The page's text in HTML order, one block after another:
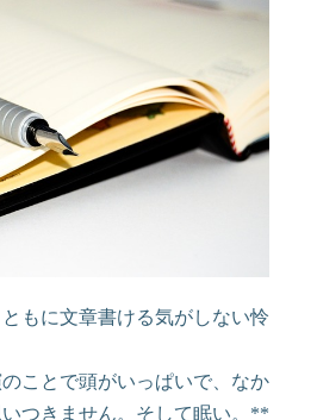
もに文章書ける気がしない怜
ことで頭がいっぱいで、なか
つきません。そして眠い。**